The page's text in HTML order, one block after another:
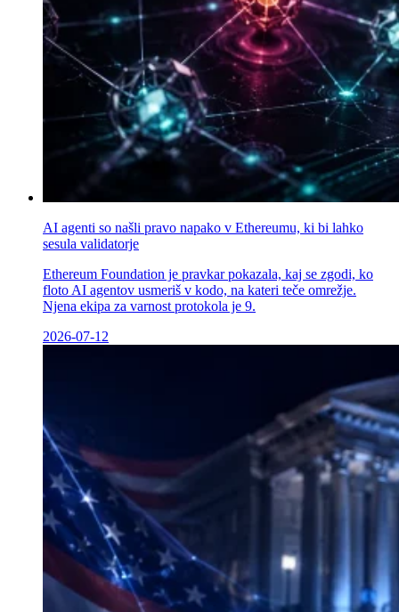
AI agenti so našli pravo napako v Ethereumu, ki bi lahko
sesula validatorje
Ethereum Foundation je pravkar pokazala, kaj se zgodi, ko
floto AI agentov usmeriš v kodo, na kateri teče omrežje.
Njena ekipa za varnost protokola je 9.
2026-07-12